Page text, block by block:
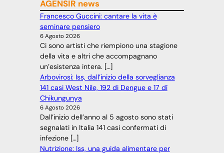
AGENSIR news
Francesco Guccini: cantare la vita è
seminare pensiero
6 Agosto 2026
Ci sono artisti che riempiono una stagione
della vita e altri che accompagnano
un’esistenza intera. […]
Arbovirosi: Iss, dall’inizio della sorveglianza
141 casi West Nile, 192 di Dengue e 17 dì
Chikungunya
6 Agosto 2026
Dall’inizio dell’anno al 5 agosto sono stati
segnalati in Italia 141 casi confermati di
infezione […]
Nutrizione: Iss, una guida alimentare per